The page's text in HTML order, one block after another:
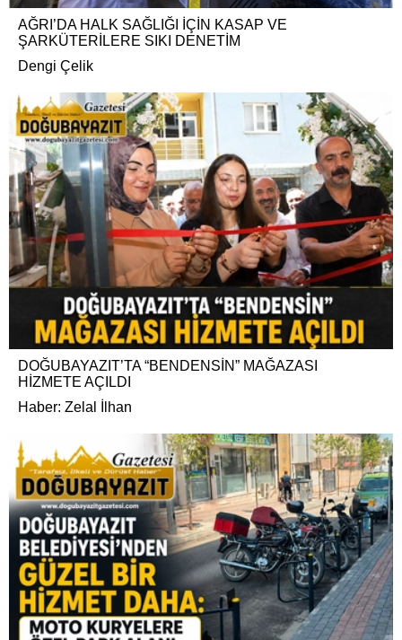
AĞRI’DA HALK SAĞLIĞI İÇİN KASAP VE
ŞARKÜTERİLERE SIKI DENETİM
Dengi Çelik
DOĞUBAYAZIT’TA “BENDENSİN” MAĞAZASI
HİZMETE AÇILDI
Haber: Zelal İlhan